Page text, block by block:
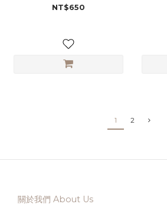
NT$650
1 2
關於我們 About Us